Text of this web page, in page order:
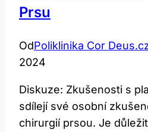
Prsu
OdPoliklinika Cor
2024
Diskuze: Zkušenosti s
sdílejí své osobní
chirurgií prsou. Je